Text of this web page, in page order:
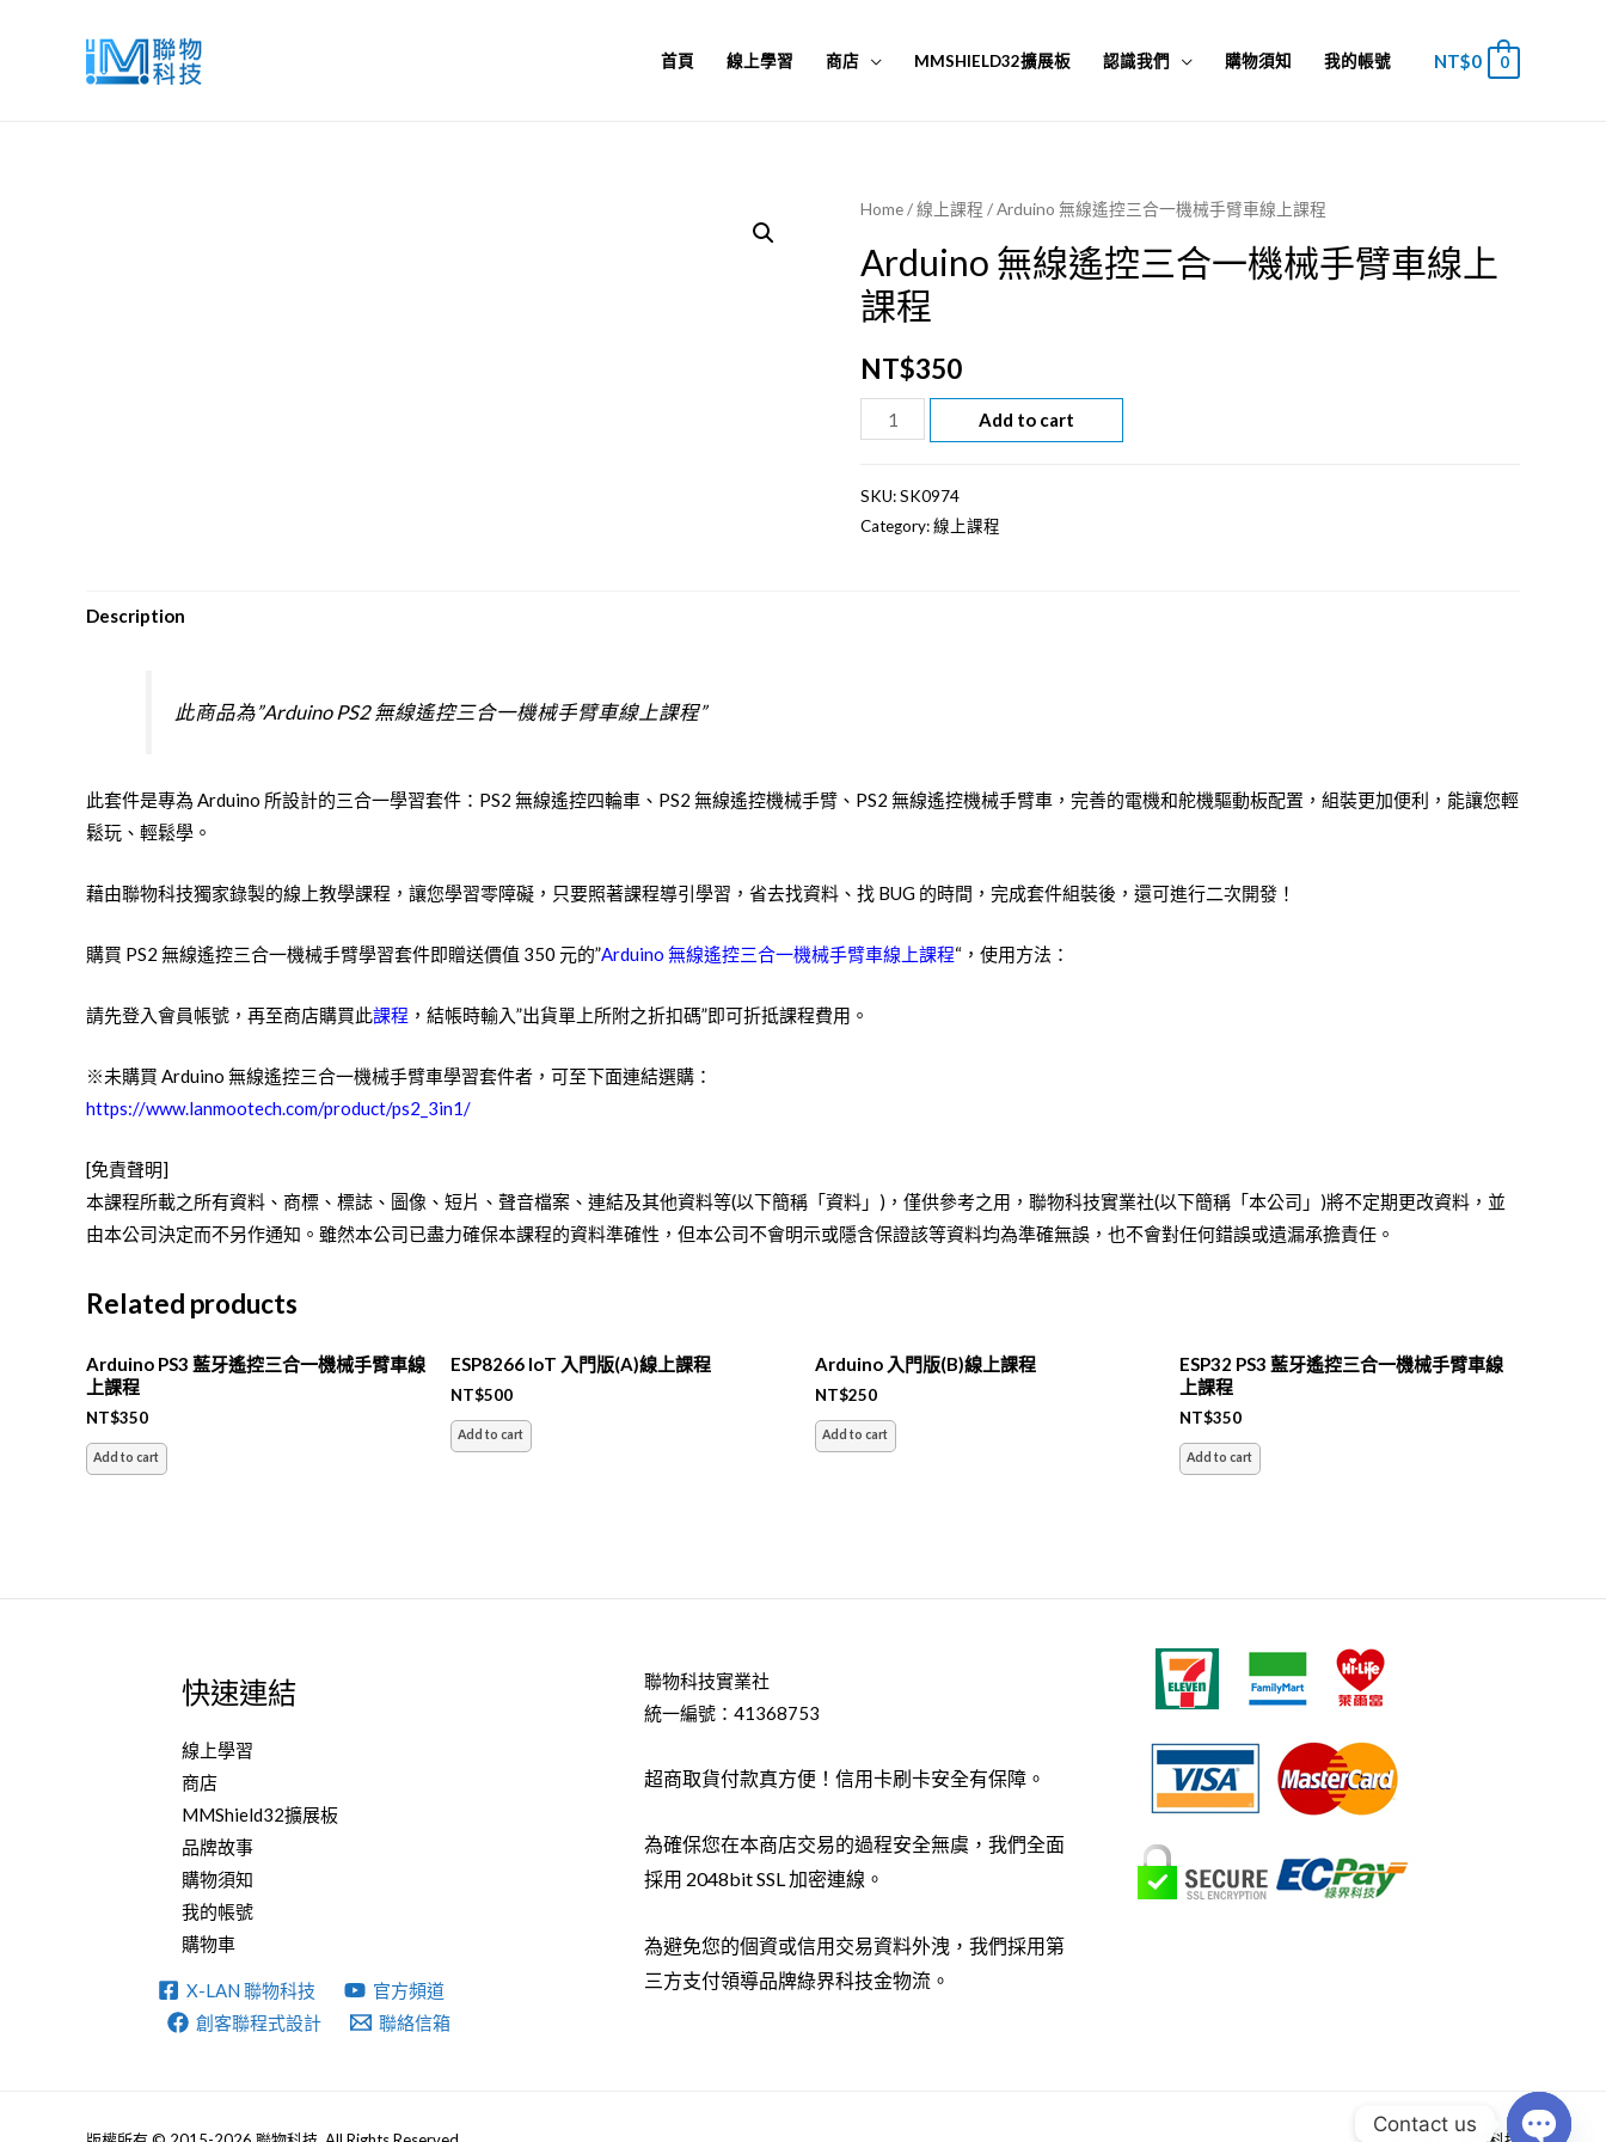
首頁 線上學習 商店 MMSHIELD32擴展板 認識我們 購物須知 我的帳號 NT$0 0
Home/線上課程 / Arduino 無線遙控三合一機械手臂車線上課程
Arduino 無線遙控三合一機械手臂車線上
課程
NT$350
Arduino
無
遙
車
課
quantity
Add to cart
SKU:SK0974
Category:線上課程
Description
此商品為”Arduino PS2 無線遙控三合一機械手臂車線上課程”
此套件是專為 Arduino 所設計的三合一學習套件：PS2 無線遙控四輪車、PS2 無線遙控機械手臂、PS2 無線遙控機械手臂車，完善的電機和舵機驅動板配置，組裝更加便利，能讓您輕
鬆玩、輕鬆學。
藉由聯物科技獨家錄製的線上教學課程，讓您學習零障礙，只要照著課程導引學習，省去找資料、找 BUG 的時間，完成套件組裝後，還可進行二次開發！
購買 PS2 無線遙控三合一機械手臂學習套件即贈送價值 350 元的”Arduino 無線遙控三合一機械手臂車線上課程“，使用方法：
請先登入會員帳號，再至商店購買此課程 ，結帳時輸入”出貨單上所附之折扣碼”即可折抵課程費用。
※未購買 Arduino 無線遙控三合一機械手臂車學習套件者，可至下面連結選購：
https://www.lanmootech.com/product/ps2_3in1/
[免責聲明]
本課程所載之所有資料、商標、標誌、圖像、短片、聲音檔案、連結及其他資料等(以下簡稱「資料」)，僅供參考之用，聯物科技實業社(以下簡稱「本公司」)將不定期更改資料，並
由本公司決定而不另作通知。雖然本公司已盡力確保本課程的資料準確性，但本公司不會明示或隱含保證該等資料均為準確無誤，也不會對任何錯誤或遺漏承擔責任。
Related products
Arduino PS3 藍牙遙控三合一機械手臂車線
上課程
NT$350
Add to cart
ESP8266 IoT 入門版(A)線上課程
NT$500
Add to cart
Arduino 入門版(B)線上課程
NT$250
Add to cart
ESP32 PS3 藍牙遙控三合一機械手臂車線
上課程
NT$350
Add to cart
快速連結
線上學習
商店
MMShield32擴展板
品牌故事
購物須知
我的帳號
購物車
X-LAN 聯物科技
官方頻道
創客聯程式設計
聯絡信箱
聯物科技實業社
統一編號：41368753
超商取貨付款真方便！信用卡刷卡安全有保障。
為確保您在本商店交易的過程安全無虞，我們全面
採用 2048bit SSL 加密連線。
為避免您的個資或信用交易資料外洩，我們採用第
三方支付領導品牌綠界科技金物流。
Contact us